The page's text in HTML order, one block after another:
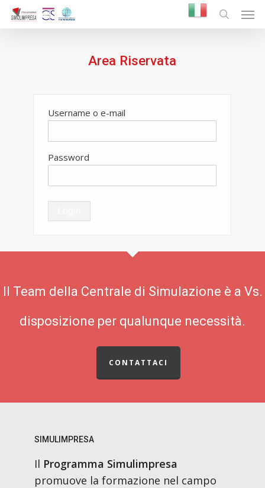
Skip
search
Area Riservata
Username o e-mail
Password
Il Team della Centrale di Simulazione è a Vs.
disposizione per qualunque necessità.
CONTATTACI
SIMULIMPRESA
Il Programma Simulimpresa
promuove la formazione nel campo